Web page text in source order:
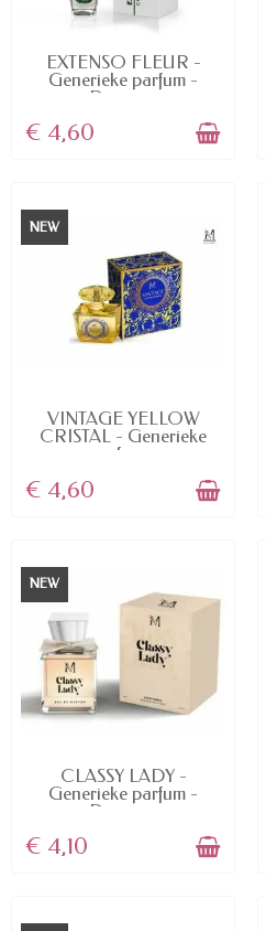
AVAILABLE
EXTENSO FLEUR -
Generieke parfum -
Dupe -...
€ 4,60
NEW
AVAILABLE
VINTAGE YELLOW
CRISTAL - Generieke
parfum...
€ 4,60
NEW
AVAILABLE
CLASSY LADY -
Generieke parfum -
Dupe -...
€ 4,10